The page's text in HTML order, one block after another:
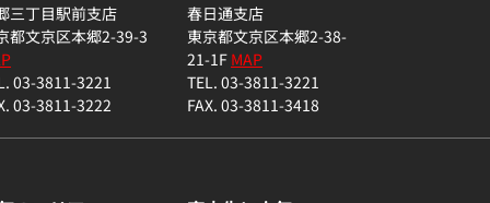
三丁目駅前支店
都文京区本郷2-39-3
03-3811-3221
03-3811-3222
春日通支店
東京都文京区本郷2-38-
21-1FMAP
TEL. 03-3811-3221
FAX. 03-3811-3418